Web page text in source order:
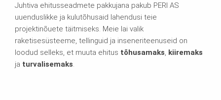
Juhtiva ehitusseadmete pakkujana pakub PERI AS
uuenduslikke ja kulutõhusaid lahendusi teie
projektinõuete täitmiseks. Meie lai valik
raketisesüsteeme, tellinguid ja inseneriteenuseid on
loodud selleks, et muuta ehitus tõhusamaks, kiiremaks
ja turvalisemaks.